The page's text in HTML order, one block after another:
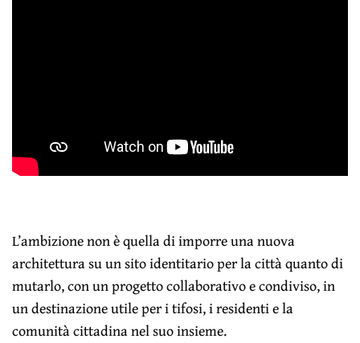
L’ambizione non è quella di imporre una nuova
architettura su un sito identitario per la città quanto di
mutarlo, con un progetto collaborativo e condiviso, in
un destinazione utile per i tifosi, i residenti e la
comunità cittadina nel suo insieme.